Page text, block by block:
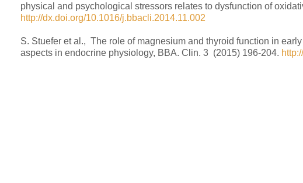
physical and psychological stressors relates to dysfunction of
http://dx.doi.org/10.1016/j.bbacli.2014.11.002
S. Stuefer et al., The role of magnesium and thyroid function in
aspects in endocrine physiology, BBA. Clin. 3 (2015) 196-204.